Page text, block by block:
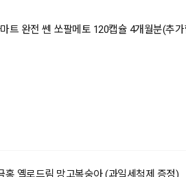
트 완전 쎈 쏘팔메토 120캡슐 4개월분(추
옐로드림 망고복숭아 (과일세척제 증정)